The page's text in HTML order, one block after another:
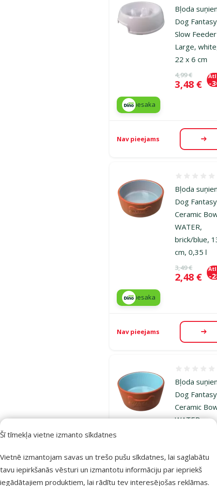
Šī tīmekļa vietne izmanto sīkdatnes
Vietnē izmantojam savas un trešo pušu sīkdatnes, lai saglabātu
tavu iepirkšanās vēsturi un izmantotu informāciju par iepriekš
iegādātajiem produktiem, lai rādītu tev interesējošas reklāmas.
Bļoda
Dog
Slow Feeder
Large,
22 x 6 cm
Oriģinālā
4,99 €
Cena
3,48 € -
iesaka
Nav pieejams
Bļoda
Dog Fantasy
Ceramic
WATER,
brick/blue,
cm, 0,35 l
Oriģinālā
3,49 €
Cena
2,48 € -
iesaka
Nav pieejams
Bļoda
Dog Fantasy
Ceramic
WATER,
Oriģinālā
3,99 €
Cena
2,98 €